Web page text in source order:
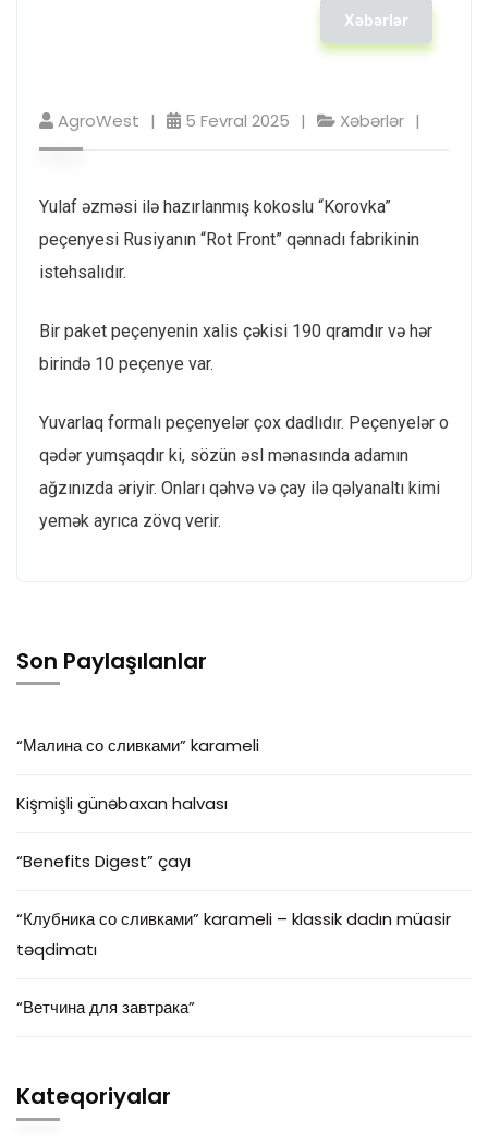
Xəbərlər
AgroWest 5 Fevral 2025 Xəbərlər
Yulaf əzməsi ilə hazırlanmış kokoslu “Korovka”
peçenyesi Rusiyanın “Rot Front” qənnadı fabrikinin
istehsalıdır.
Bir paket peçenyenin xalis çəkisi 190 qramdır və hər
birində 10 peçenye var.
Yuvarlaq formalı peçenyelər çox dadlıdır. Peçenyelər o
qədər yumşaqdır ki, sözün əsl mənasında adamın
ağzınızda əriyir. Onları qəhvə və çay ilə qəlyanaltı kimi
yemək ayrıca zövq verir.
Son Paylaşılanlar
“Малина со сливками” karameli
Kişmişli günəbaxan halvası
“Benefits Digest” çayı
“Клубника со сливками” karameli – klassik dadın müasir
təqdimatı
“Ветчина для завтрака”
Kateqoriyalar